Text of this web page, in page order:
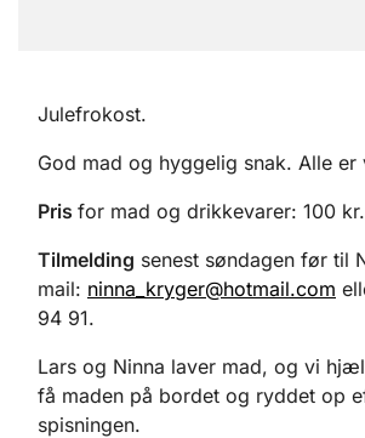
Julefrokost.
God mad og hyggelig snak. Alle er
Pris for mad og drikkevarer: 100 kr.
Tilmelding senest søndagen før til
mail: ninna_kryger@hotmail.com
94 91.
Lars og Ninna laver mad, og vi
få maden på bordet og ryddet op
spisningen.